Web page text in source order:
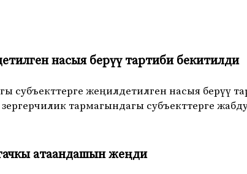
насыя берүү тартиби бекитилди
субъекттерге жеңилдетилген насыя берүү
тармагындагы субъекттерге
атаандашын жеңди